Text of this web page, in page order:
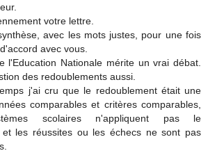
votre lettre.
avec les mots justes, pour une fois
avec vous.
l'Education Nationale mérite un vrai débat.
des redoublements aussi.
j'ai cru que le redoublement était une
comparables et critères comparables,
scolaires n'appliquent pas le
et les réussites ou les échecs ne sont pas